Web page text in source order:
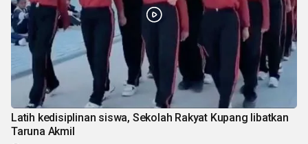
Latih kedisiplinan siswa, Sekolah Rakyat Kupang libatkan
Taruna Akmil